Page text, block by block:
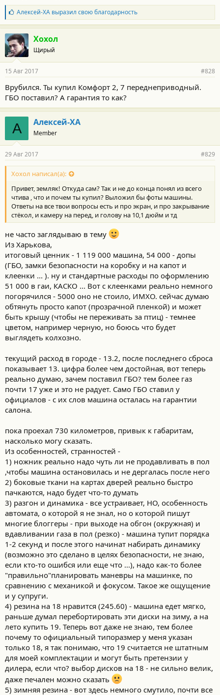
Б
л
а
г
о
д
а
н
с
т
и
:
Алексей-ХАвыразил свою благодарность
Хохол
Щирый
15 Авг 2017 #828
Врубился. Ты купил Комфорт 2, 7 переднеприводный.
ГБО поставил? А гарантия то как?
А Алексей-ХА
Member
29 Авг 2017 #829
Хохол написал(а):
Привет, земляк! Откуда сам? Так и не до конца понял из всего
чтива , что и почем ты купил? Выложил бы фоты машины.
Ответы на все твои вопросы есть и про экран, и про закрывание
стёкол, и камеру на перед, и голову на 10,1 дюйм и тд
не часто заглядываю в тему
Из Харькова,
итоговый ценник - 1 119 000 машина, 54 000 - допы
(ГБО, замки безопасности на коробку и на капот и
клеенки ... ). ну и стандартные расходы по оформлению
51 000 в гаи, КАСКО ... Вот с клеенками реально немного
погорячился - 5000 оно не стоило, ИМХО. сейчас думаю
обтянуть просто капот (прозрачной пленкой) и может
быть крышу (чтобы не переживать за птиц) - темнее
цветом, например черную, но боюсь что будет
выглядеть колхозно.
текущий расход в городе - 13.2, после последнего сброса
показывает 13. цифра более чем достойная, вот теперь
реально думаю, зачем поставил ГБО? тем более газ
почти 17 уже и это не радует. Само ГБО ставил у
официалов - с их слов машина осталась на гарантии
салона.
пока проехал 730 километров, привык к габаритам,
насколько могу сказать.
Из особенностей, странностей -
1) ножник реально надо чуть ли не продавливать в пол
,чтобы машина остановилась и не дергалась после него
2) боковые ткани на картах дверей реально быстро
пачкаются, надо будет что-то думать
3) разгон и динамика - все устраивает, НО, особенность
автомата, о которой я не знал, но о которой пишут
многие блоггеры - при выходе на обгон (окружная) и
вдавливании газа в пол (резко) - машина тупит порядка
1-2 секунд и после этого начинат набирать динамику
(возможно это сделано в целях безопасности, не знаю,
если кто-то ошибся или еще что ...), надо как-то более
"правильно"планировать маневры на машинке, по
сравнению с механикой и фокусом. Такое же ощущение
и у супруги.
4) резина на 18 нравится (245.60) - машина едет мягко,
раньше думал перебортировать эти диски на зиму, а на
лето купить 19. Теперь вот даже не знаю, тем более
почему то официальный типоразмер у меня указан
только 18, я так понимаю, что 19 считается не штатным
для моей комплектации и могут быть претензии у
дилера, если что? выбор дисков на 18 - не сильно велик,
даже печален можно сказать
5) зимняя резина - вот здесь немного смутило, почти все